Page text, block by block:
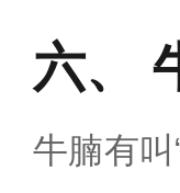
牛腩有叫